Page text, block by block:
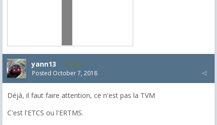
yann13 950
Posted October 7, 2018
Déjà, il faut faire attention, ce n'est pas la TVM
C'est l'ETCS ou l'ERTMS.